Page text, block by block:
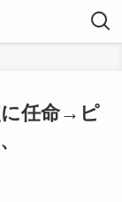
に任命→ピ